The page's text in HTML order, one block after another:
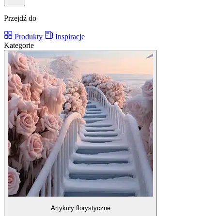
Przejdź do
Produkty
Inspiracje
Kategorie
Artykuły florystyczne